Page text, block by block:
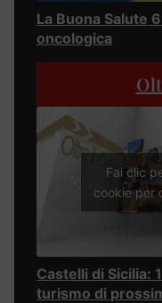
La Buona Salute
oncologica
Fai clic
cookie per
Castelli di Sicilia:
turismo di